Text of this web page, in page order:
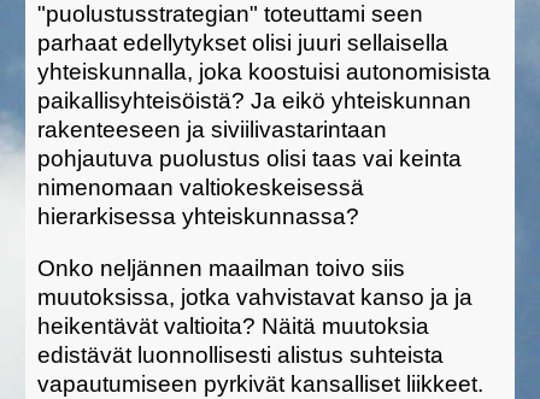
"puolustusstrategian" toteuttami seen
parhaat edellytykset olisi juuri sellaisella
yhteiskunnalla, joka koostuisi autonomisista
paikallisyhteisöistä? Ja eikö yhteiskunnan
rakenteeseen ja siviilivastarintaan
pohjautuva puolustus olisi taas vai keinta
nimenomaan valtiokeskeisessä
hierarkisessa yhteiskunnassa?
Onko neljännen maailman toivo siis
muutoksissa, jotka vahvistavat kanso ja ja
heikentävät valtioita? Näitä muutoksia
edistävät luonnollisesti alistus suhteista
vapautumiseen pyrkivät kansalliset liikkeet.